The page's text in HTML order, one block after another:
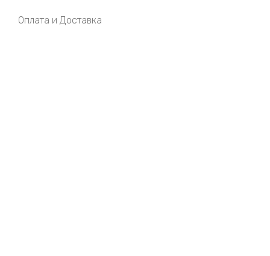
Оплата и Доставка